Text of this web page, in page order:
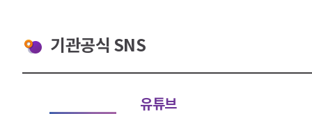
기관공식 SNS
유튜브